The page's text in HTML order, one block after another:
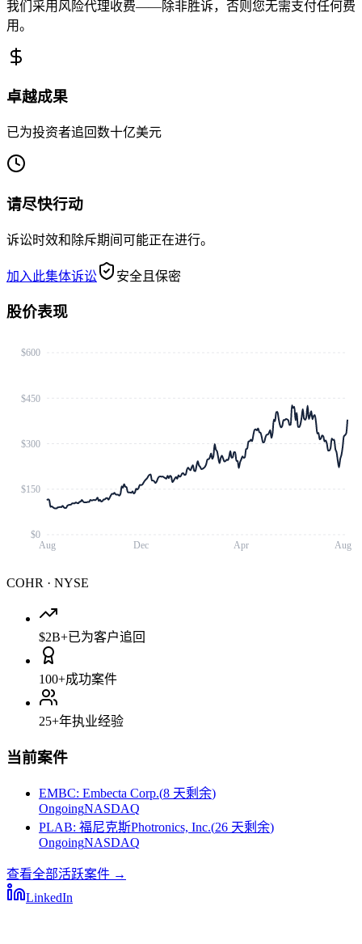
我们采用风险代理收费——除非胜诉，否则您无需支付任何费
用。
卓越成果
已为投资者追回数十亿美元
请尽快行动
诉讼时效和除斥期间可能正在进行。
加入此集体诉讼 安全且保密
股价表现
Aug Dec Apr Aug
$0
$150
$300
$450
$600
COHR · NYSE
$2B+已为客户追回
100+成功案件
25+年执业经验
当前案件
EMBC: Embecta Corp.(8 天剩余)
OngoingNASDAQ
PLAB: 福尼克斯Photronics, Inc.(26 天剩余)
OngoingNASDAQ
查看全部活跃案件 →
LinkedIn